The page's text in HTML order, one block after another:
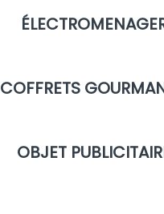
COFFRETS
OBJET